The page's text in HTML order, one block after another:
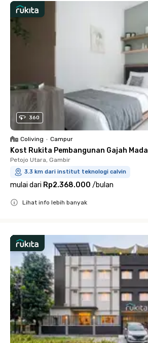
360
Coliving • Campur
Kost Rukita Pembangunan Gajah Mada
Petojo Utara, Gambir
3.3 km dari institut teknologi calvin
mulai dari Rp2.368.000 /bulan
Lihat info lebih banyak